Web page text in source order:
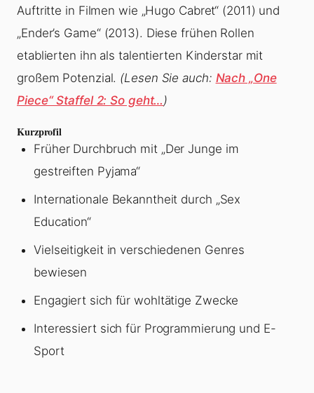
Auftritte in Filmen wie „Hugo Cabret“ (2011) und
„Ender’s Game“ (2013). Diese frühen Rollen
etablierten ihn als talentierten Kinderstar mit
großem Potenzial. (Lesen Sie auch: Nach „One
Piece“ Staffel 2: So geht…)
Kurzprofil
Früher Durchbruch mit „Der Junge im
gestreiften Pyjama“
Internationale Bekanntheit durch „Sex
Education“
Vielseitigkeit in verschiedenen Genres
bewiesen
Engagiert sich für wohltätige Zwecke
Interessiert sich für Programmierung und E-
Sport